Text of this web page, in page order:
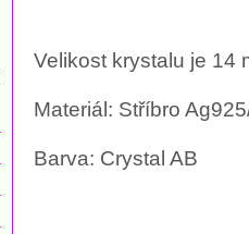
Velikost krystalu je 14
Materiál: Stříbro
Barva: Crystal AB